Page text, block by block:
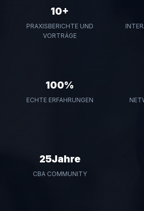
10+
PRAXIS­BERICHTE UND
VORTRÄGE
100%
ECHTE ERFAHRUNGEN
25Jahre
CBA COMMUNITY